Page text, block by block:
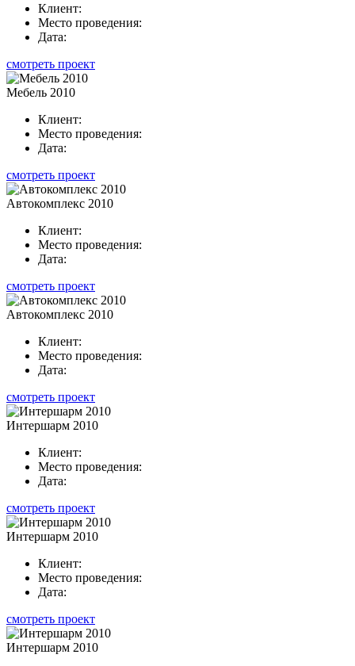
Клиент:
Место проведения:
Дата:
смотреть проект
Мебель 2010
Клиент:
Место проведения:
Дата:
смотреть проект
Автокомплекс 2010
Клиент:
Место проведения:
Дата:
смотреть проект
Автокомплекс 2010
Клиент:
Место проведения:
Дата:
смотреть проект
Интершарм 2010
Клиент:
Место проведения:
Дата:
смотреть проект
Интершарм 2010
Клиент:
Место проведения:
Дата:
смотреть проект
Интершарм 2010